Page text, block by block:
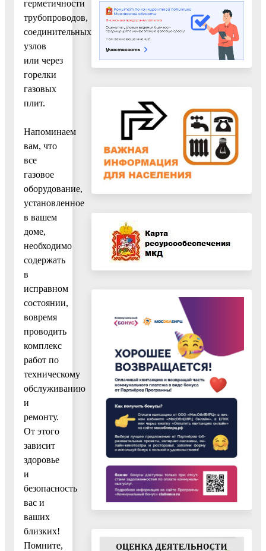
герметичности
трубопроводов,
соединительных
узлов
или через
горелки
газовых
плит.
Напоминаем
вам, что
все
газовое
оборудование,
установленное
в вашем
доме,
необходимо
содержать
в
исправном
состоянии,
вовремя
проводить
комплекс
работ по
техническому
обслуживанию
и
ремонту.
От этого
зависит
здоровье
и
безопасность
вас и
ваших
близких!
Помните,